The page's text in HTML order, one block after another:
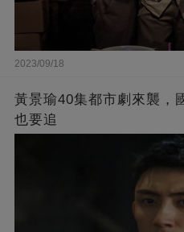
2023/09/18
黃景瑜40集都市劇來襲，
也要追